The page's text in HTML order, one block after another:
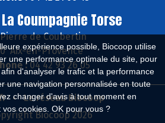
expérience possible, Biocoop utilise
une performance optimale du site, pour
d'analyser le trafic et la performance
une navigation personnalisée en toute
changer d'avis à tout moment en
vos cookies. OK pour vous ?
Coumpagnie Torse
de Coubertin
Aix-en-Provence
:04 42 93 26 05
Le réseau Biocoop
Biocoop 2026